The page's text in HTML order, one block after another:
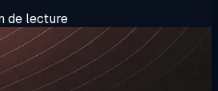
de lecture